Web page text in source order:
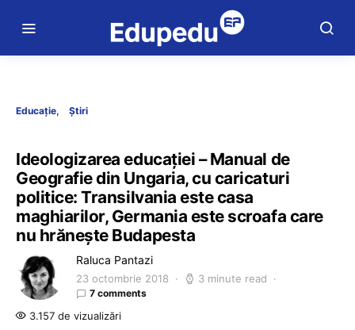
Educație Știri
Ideologizarea educației – Manual de
Geografie din Ungaria, cu caricaturi
politice: Transilvania este casa
maghiarilor, Germania este scroafa care
nu hrănește Budapesta
Raluca Pantazi
23 octombrie 2018 3 minute read
7 comments
3.157 de vizualizări